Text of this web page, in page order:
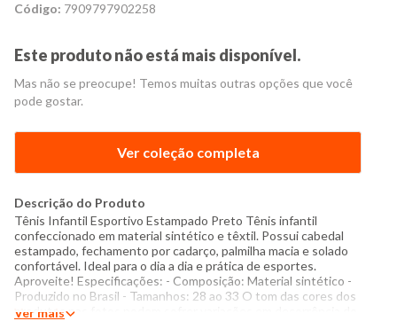
Código: 7909797902258
Este produto não está mais disponível.
Mas não se preocupe! Temos muitas outras opções que você
pode gostar.
Ver coleção completa
Descrição do Produto
Tênis Infantil Esportivo Estampado Preto Tênis infantil
confeccionado em material sintético e têxtil. Possui cabedal
estampado, fechamento por cadarço, palmilha macia e solado
confortável. Ideal para o dia a dia e prática de esportes.
Aproveite! Especificações: - Composição: Material sintético -
Produzido no Brasil - Tamanhos: 28 ao 33 O tom das cores dos
produtos nas fotos podem sofrer variações em decorrência do
Ver mais